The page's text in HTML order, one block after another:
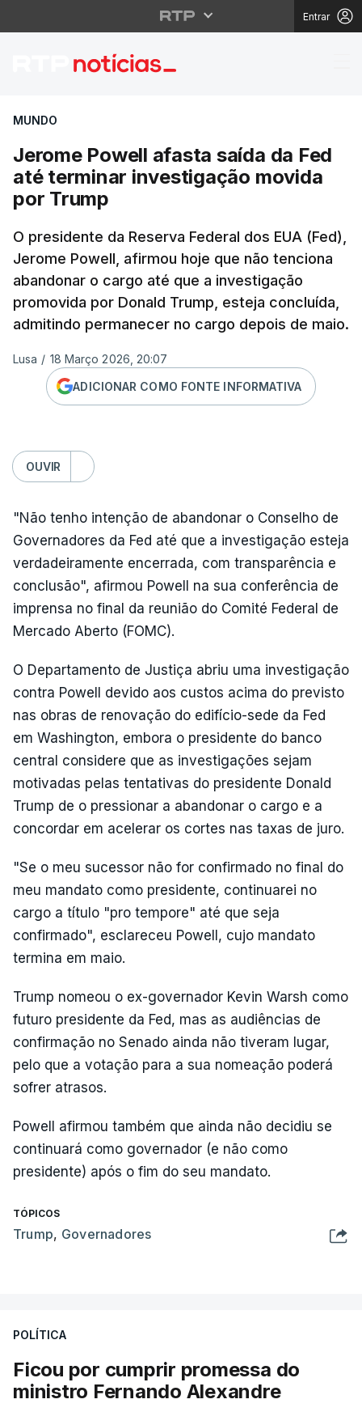
Entrar
Jerome Powell afasta
MUNDO
Jerome Powell afasta saída da Fed
até terminar investigação movida
por Trump
O presidente da Reserva Federal dos EUA (Fed),
Jerome Powell, afirmou hoje que não tenciona
abandonar o cargo até que a investigação
promovida por Donald Trump, esteja concluída,
admitindo permanecer no cargo depois de maio.
Lusa / 18 Março 2026, 20:07
ADICIONAR COMO FONTE INFORMATIVA
OUVIR
"Não tenho intenção de abandonar o Conselho de
Governadores da Fed até que a investigação esteja
verdadeiramente encerrada, com transparência e
conclusão", afirmou Powell na sua conferência de
imprensa no final da reunião do Comité Federal de
Mercado Aberto (FOMC).
O Departamento de Justiça abriu uma investigação
contra Powell devido aos custos acima do previsto
nas obras de renovação do edifício-sede da Fed
em Washington, embora o presidente do banco
central considere que as investigações sejam
motivadas pelas tentativas do presidente Donald
Trump de o pressionar a abandonar o cargo e a
concordar em acelerar os cortes nas taxas de juro.
"Se o meu sucessor não for confirmado no final do
meu mandato como presidente, continuarei no
cargo a título "pro tempore" até que seja
confirmado", esclareceu Powell, cujo mandato
termina em maio.
Trump nomeou o ex-governador Kevin Warsh como
futuro presidente da Fed, mas as audiências de
confirmação no Senado ainda não tiveram lugar,
pelo que a votação para a sua nomeação poderá
sofrer atrasos.
Powell afirmou também que ainda não decidiu se
continuará como governador (e não como
presidente) após o fim do seu mandato.
TÓPICOS
Trump, Governadores
POLÍTICA
Ficou por cumprir promessa do
ministro Fernando Alexandre